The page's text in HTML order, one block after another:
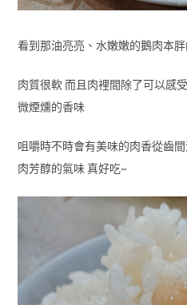
看到那油亮亮、水嫩嫩的鵝肉本
肉質很軟 而且肉裡間除了可以感
微煙燻的香味
咀嚼時不時會有美味的肉香從齒
肉芳醇的氣味 真好吃~